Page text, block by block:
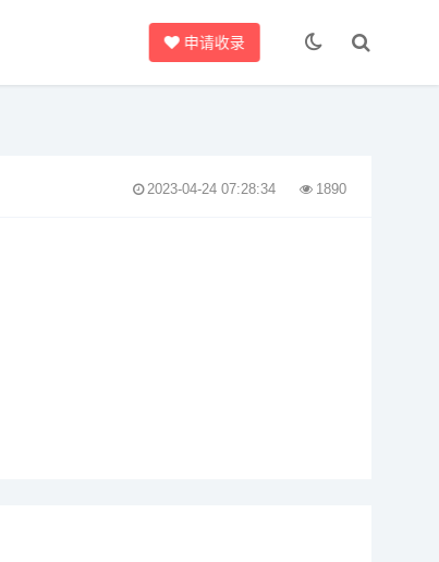
申请收录
2023-04-24 07:28:34 1890